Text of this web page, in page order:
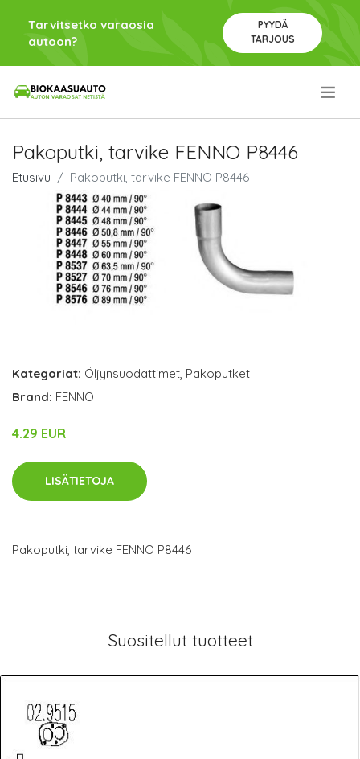
Tarvitsetko varaosia
autoon?
PYYDÄ
TARJOUS
Pakoputki, tarvike FENNO P8446
Etusivu Pakoputki, tarvike FENNO P8446
Kategoriat: Öljynsuodattimet, Pakoputket
Brand: FENNO
4.29 EUR
LISÄTIETOJA
Pakoputki, tarvike FENNO P8446
Suositellut tuotteet